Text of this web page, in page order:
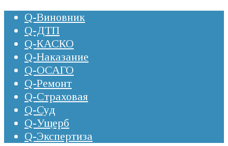
Q-Виновник
Q-ДТП
Q-КАСКО
Q-Наказание
Q-ОСАГО
Q-Ремонт
Q-Страховая
Q-Суд
Q-Ущерб
Q-Экспертиза